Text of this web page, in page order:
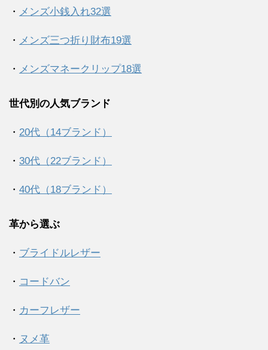
・ メンズ小銭入れ32選
・ メンズ三つ折り財布19選
・ メンズマネークリップ18選
世代別の人気ブランド
・ 20代（14ブランド）
・ 30代（22ブランド）
・ 40代（18ブランド）
革から選ぶ
・ ブライドルレザー
・ コードバン
・ カーフレザー
・ ヌメ革